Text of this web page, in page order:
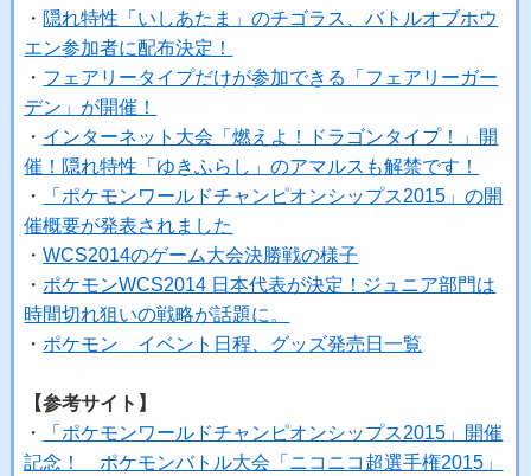
・ 隠れ特性「いしあたま」のチゴラス、バトルオブホウ
エン参加者に配布決定！
・ フェアリータイプだけが参加できる「フェアリーガー
デン」が開催！
・ インターネット大会「燃えよ！ドラゴンタイプ！」開
催！隠れ特性「ゆきふらし」のアマルスも解禁です！
・
「ポケモンワールドチャンピオンシップス2015」の開
催概要が発表されました
・WCS2014のゲーム大会決勝戦の様子
・ ポケモンWCS2014 日本代表が決定！ジュニア部門は
時間切れ狙いの戦略が話題に。
・ ポケモン イベント日程、グッズ発売日一覧
【参考サイト】
・
「ポケモンワールドチャンピオンシップス2015」開催
記念！ ポケモンバトル大会「ニコニコ超選手権2015」